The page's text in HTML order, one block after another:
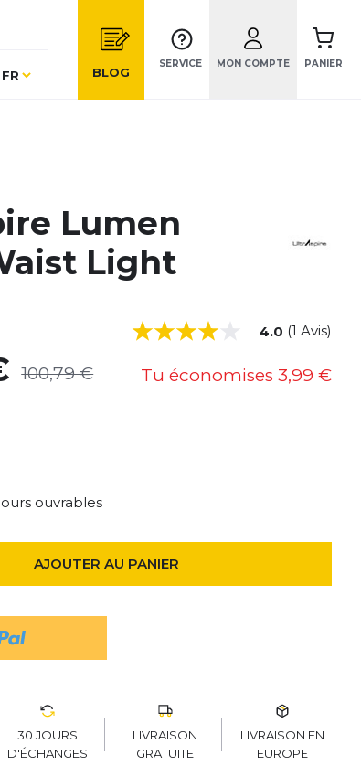
FR BLOG
SERVICE MON COMPTE PANIER
Lumen
Light
4.0 (1 Avis)
100,79 € Tu économises 3,99 €
ouvrables
AJOUTER AU PANIER
30 JOURS
D'ÉCHANGES
LIVRAISON
GRATUITE
LIVRAISON EN
EUROPE